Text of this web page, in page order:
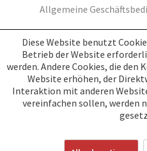
Allgemeine
Diese Website benutzt
Betrieb der Website
werden. Andere Cookies, die
Website erhöhen, der
Interaktion mit anderen
vereinfachen sollen, werden